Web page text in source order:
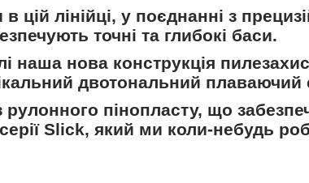
цій лінійці, у поєднанні з
точні та глибокі баси.
наша нова конструкція
двотональний плаваючий
пінопласту, що
Slick, який ми коли-небудь